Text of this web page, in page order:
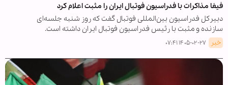
فیفا مذاکرات با فدراسیون فوتبال ایران را مثبت اعلام کرد
دبیرکل فدراسیون بین‌المللی فوتبال گفت که روز شنبه جلسه‌ای
سازنده و مثبت با رئیس فدراسیون فوتبال ایران داشته است.
خبر ۱۴۰۵-۰۲-۲۷ ۰۷:۴۱